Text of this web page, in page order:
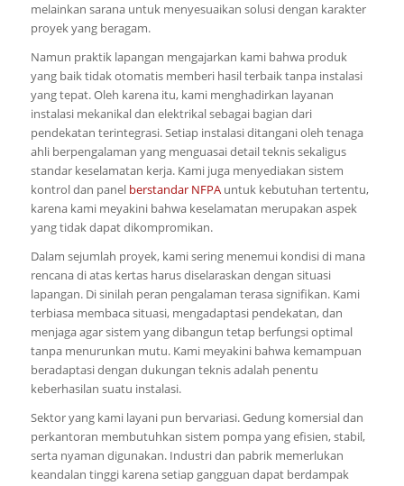
melainkan sarana untuk menyesuaikan solusi dengan karakter
proyek yang beragam.
Namun praktik lapangan mengajarkan kami bahwa produk
yang baik tidak otomatis memberi hasil terbaik tanpa instalasi
yang tepat. Oleh karena itu, kami menghadirkan layanan
instalasi mekanikal dan elektrikal sebagai bagian dari
pendekatan terintegrasi. Setiap instalasi ditangani oleh tenaga
ahli berpengalaman yang menguasai detail teknis sekaligus
standar keselamatan kerja. Kami juga menyediakan sistem
kontrol dan panel berstandar NFPAuntuk kebutuhan tertentu,
karena kami meyakini bahwa keselamatan merupakan aspek
yang tidak dapat dikompromikan.
Dalam sejumlah proyek, kami sering menemui kondisi di mana
rencana di atas kertas harus diselaraskan dengan situasi
lapangan. Di sinilah peran pengalaman terasa signifikan. Kami
terbiasa membaca situasi, mengadaptasi pendekatan, dan
menjaga agar sistem yang dibangun tetap berfungsi optimal
tanpa menurunkan mutu. Kami meyakini bahwa kemampuan
beradaptasi dengan dukungan teknis adalah penentu
keberhasilan suatu instalasi.
Sektor yang kami layani pun bervariasi. Gedung komersial dan
perkantoran membutuhkan sistem pompa yang efisien, stabil,
serta nyaman digunakan. Industri dan pabrik memerlukan
keandalan tinggi karena setiap gangguan dapat berdampak